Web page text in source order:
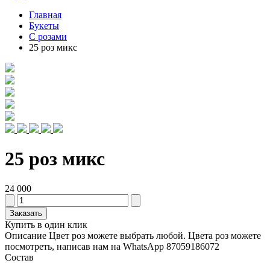
Главная
Букеты
С розами
25 роз микс
25 роз микс
24 000
Заказать
Купить в один клик
Описание Цвет роз можете выбрать любой. Цвета роз можете
посмотреть, написав нам на WhatsApp 87059186072
Состав